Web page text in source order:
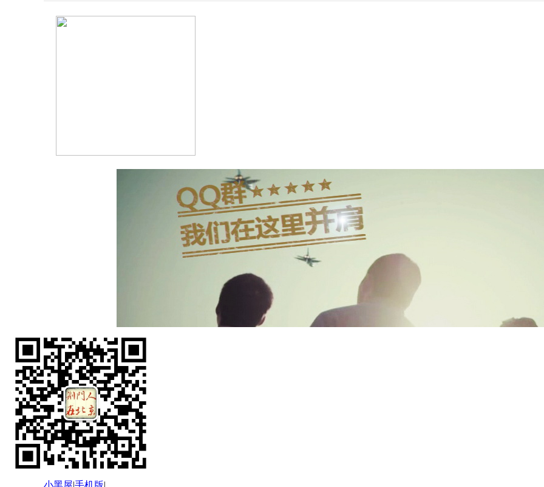
小黑屋|手机版|